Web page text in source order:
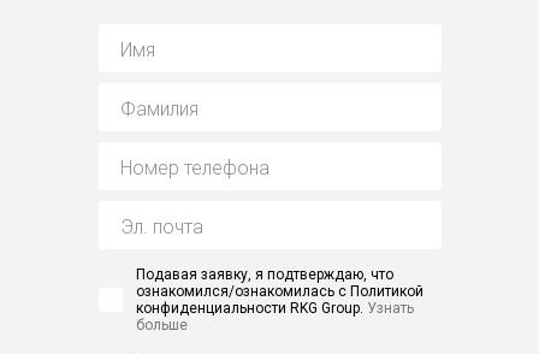
Подавая заявку, я подтверждаю, что
ознакомился/ознакомилась с Политикой
конфиденциальности RKG Group. Узнать
больше